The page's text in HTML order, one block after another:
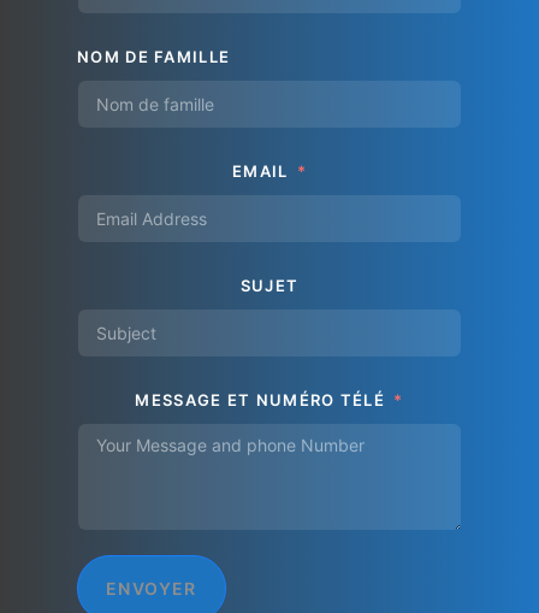
NOM DE FAMILLE
EMAIL
SUJET
MESSAGE ET NUMÉRO TÉLÉ
ENVOYER